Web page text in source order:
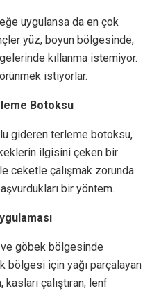
uygulansa da en çok
yüz, boyun bölgesinde,
kıllanma istemiyor.
istiyorlar.
Botoksu
gideren terleme botoksu,
ilgisini çeken bir
ceketle çalışmak zorunda
bir yöntem.
göbek bölgesinde
bölgesi için yağı parçalayan
çalıştıran, lenf